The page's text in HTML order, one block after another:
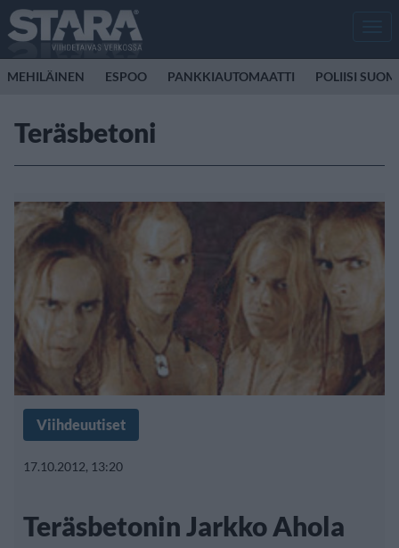
MEHILÄINEN ESPOO PANKKIAUTOMAATTI POLIISI
Teräsbetoni
Viihdeuutiset
17.10.2012, 13:20
Teräsbetonin Jarkko Ahola